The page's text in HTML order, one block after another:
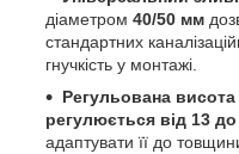
діаметром 40/50 мм
стандартних
гнучкість у монтажі.
Регульована висота
регулюється від 13
адаптувати її до